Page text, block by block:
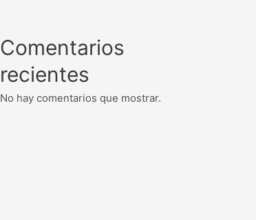
Comentarios
recientes
No hay comentarios que mostrar.